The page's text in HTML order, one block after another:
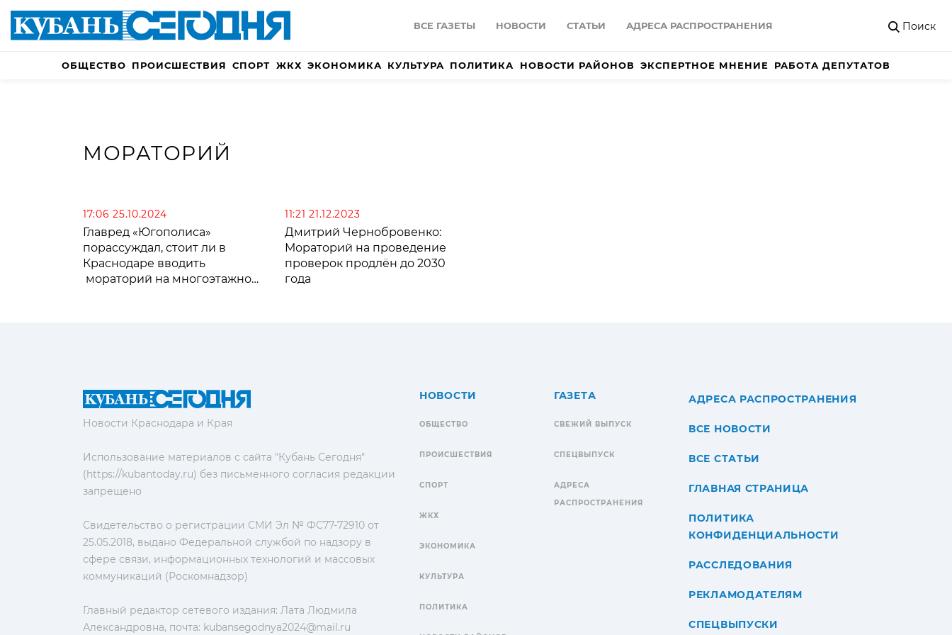
ВСЕ ГАЗЕТЫ НОВОСТИ СТАТЬИ АДРЕСА РАСПРОСТРАНЕНИЯ Поиск
ОБЩЕСТВО ПРОИСШЕСТВИЯ СПОРТ ЖКХ ЭКОНОМИКА КУЛЬТУРА ПОЛИТИКА НОВОСТИ РАЙОНОВ ЭКСПЕРТНОЕ МНЕНИЕ РАБОТА ДЕПУТАТОВ
МОРАТОРИЙ
17:06 25.10.2024
Главред «Югополиса»
порассуждал, стоит ли в
Краснодаре вводить
мораторий на многоэтажное
11:21 21.12.2023
Дмитрий Чернобровенко:
Мораторий на проведение
проверок продлён до 2030
года
Новости Краснодара и Края
Использование материалов с сайта "Кубань Сегодня"
(https://kubantoday.ru) без письменного согласия редакции
запрещено
Свидетельство о регистрации СМИ Эл № ФС77-72910 от
25.05.2018, выдано Федеральной службой по надзору в
сфере связи, информационных технологий и массовых
коммуникаций (Роскомнадзор)
Главный редактор сетевого издания: Лата Людмила
Александровна, почта: kubansegodnya2024@mail.ru
НОВОСТИ
ОБЩЕСТВО
ПРОИСШЕСТВИЯ
СПОРТ
ЖКХ
ЭКОНОМИКА
КУЛЬТУРА
ПОЛИТИКА
ГАЗЕТА
СВЕЖИЙ ВЫПУСК
СПЕЦВЫПУСК
АДРЕСА
РАСПРОСТРАНЕНИЯ
АДРЕСА РАСПРОСТРАНЕНИЯ
ВСЕ НОВОСТИ
ВСЕ СТАТЬИ
ГЛАВНАЯ СТРАНИЦА
ПОЛИТИКА
КОНФИДЕНЦИАЛЬНОСТИ
РАССЛЕДОВАНИЯ
РЕКЛАМОДАТЕЛЯМ
СПЕЦВЫПУСКИ